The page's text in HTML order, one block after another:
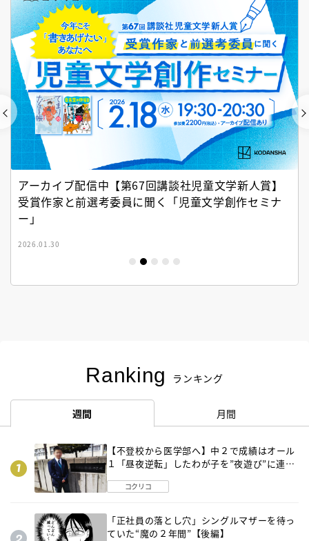
アーカイブ配信中【第67回講談社児童文学新人賞】
受賞作家と前選考委員に聞く「児童文学創作セミナ
ー」
2026.01.30
Ranking ランキング
週間 月間
【不登校から医学部へ】中２で成績はオール
１「昼夜逆転」したわが子を”夜遊び”に連れ
コクリコ
「正社員の落とし穴」シングルマザーを待っ
ていた“魔の２年間”【後編】